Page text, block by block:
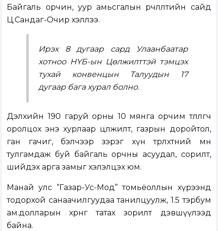
Байгаль орчин, уур амьсгалын өөрчлөлтийн сайд
Ц.Сандаг-Очир хэллээ.
Ирэх 8 дугаар сард Улаанбаатар
хотноо НҮБ-ын Цөлжилттэй тэмцэх
тухай конвенцын Талуудын 17
дугаар бага хурал болно.
Дэлхийн 190 гаруй орны 10 мянга орчим төлөөлөгч
оролцох энэ хурлаар цөлжилт, газрын доройтол,
ган гачиг, бэлчээр зэрэг хүн төрөлхтний өмнө
тулгамдаж буй байгаль орчны асуудал, сорилт,
шийдэх арга замыг хэлэлцэх юм.
Манай улс “Газар-Ус-Мод” томьёоллын хүрээнд
тодорхой санаачилгуудаа танилцуулж, 1.5 тэрбум
ам.долларын хөрөнгө татах зорилт дэвшүүлээд
байна.